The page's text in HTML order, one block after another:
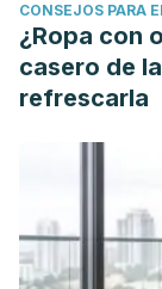
Weiss/
Edward R.
Mayo Clinic.
Kenttä, G &
recovery. A
N.Z.). 26. 1-16.
CONSEJOS PARA
¿Ropa con
casero de
refrescarla